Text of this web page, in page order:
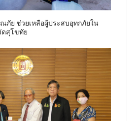
ภัย ช่วยเหลือผู้ประสบอุทกภัยใน
ดสุโขทัย